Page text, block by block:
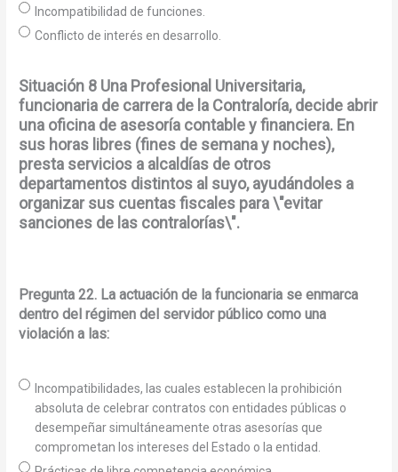
Incompatibilidad de funciones.
Conflicto de interés en desarrollo.
Situación 8 Una Profesional Universitaria,
funcionaria de carrera de la Contraloría, decide abrir
una oficina de asesoría contable y financiera. En
sus horas libres (fines de semana y noches),
presta servicios a alcaldías de otros
departamentos distintos al suyo, ayudándoles a
organizar sus cuentas fiscales para \"evitar
sanciones de las contralorías\".
Pregunta 22. La actuación de la funcionaria se enmarca
dentro del régimen del servidor público como una
violación a las:
Incompatibilidades, las cuales establecen la prohibición
absoluta de celebrar contratos con entidades públicas o
desempeñar simultáneamente otras asesorías que
comprometan los intereses del Estado o la entidad.